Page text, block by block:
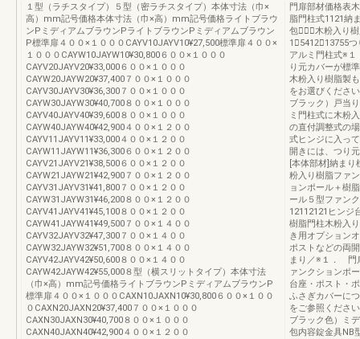
１型（ラチスタイプ）５型（密ラチスタイプ）本体寸法（巾×
高）mm記号価格本体寸法（巾×高）mm記号価格ライトブラウ
ンPミディアムブラウンPライトブラウンPミディアムブラウン
P標準扉４００×１０００CAYV10JAYV10¥27,500標準扉４００×
１０００CAYW10JAYW10¥30,800６００×１０００
CAYV20JAYV20¥33,000６００×１０００
CAYW20JAYW20¥37,400７００×１０００
CAYV30JAYV30¥36,300７００×１０００
CAYW30JAYW30¥40,700８００×１０００
CAYV40JAYV40¥39,600８００×１０００
CAYW40JAYW40¥42,900４００×１２００
CAYV11JAYV11¥33,000４００×１２００
CAYW11JAYW11¥36,300６００×１２００
CAYV21JAYV21¥38,500６００×１２００
CAYW21JAYW21¥42,900７００×１２００
CAYV31JAYV31¥41,800７００×１２００
CAYW31JAYW31¥46,200８００×１２００
CAYV41JAYV41¥45,100８００×１２００
CAYW41JAYW41¥49,500７００×１４００
CAYV32JAYV32¥47,300７００×１４００
CAYW32JAYW32¥51,700８００×１４００
CAYV42JAYV42¥50,600８００×１４００
CAYW42JAYW42¥55,000８型（横スリットタイプ）本体寸法
（巾×高）mm記号価格ライトブラウンPミディアムブラウンP
標準扉４００×１０００CAXN10JAXN10¥30,800６００×１００
０CAXN20JAXN20¥37,400７００×１０００
CAXN30JAXN30¥40,700８００×１０００
CAXN40JAXN40¥42,900４００×１２００
門扉部材価格表
脂門柱式1121納
包数⃝⃝木粉入り
1⃝5412⃝13755
アルミ門柱式※１
り元カバーが標
木粉入り樹脂製
をお選びくださ
ブラック）戸当
ミ門柱式に木粉
の直付調整式の
式ヒンジに入っ
開きには、つり
[本体部材]納まり
粉入り樹脂ファ
ョンポール＋樹
ール５型ファン
12112121ヒンジ
樹脂門柱木粉入
き用オプション
ポストなどの両
まり／※１． 門
ァンクションポ
台座・ポスト・
ふさぎカバーに
をご参照くださ
ブラック色）ミ
包内容錠金具NB